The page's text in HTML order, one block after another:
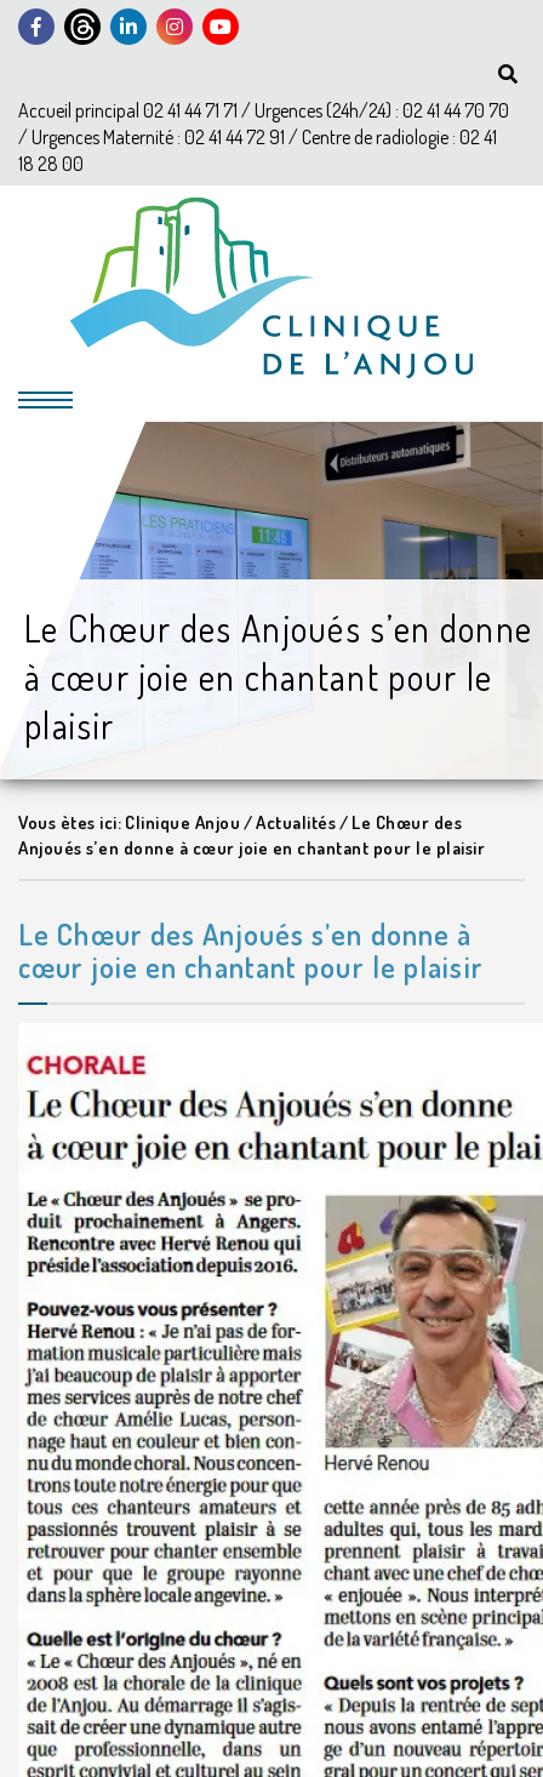
Accueil principal 02 41 44 71 71 / Urgences (24h/24) : 02 41 44 70 70
/ Urgences Maternité : 02 41 44 72 91 / Centre de radiologie : 02 41
18 28 00
Le Chœur des Anjoués s’en donne
à cœur joie en chantant pour le
plaisir
Vous ètes ici: Clinique Anjou /Actualités/ Le Chœur des
Anjoués s’en donne à cœur joie en chantant pour le plaisir
Le Chœur des Anjoués s’en donne à
cœur joie en chantant pour le plaisir